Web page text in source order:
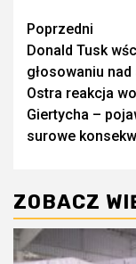
Zobacz
wpisy
Poprzedni
Donald Tusk
głosowaniu
Ostra reakcja
Giertycha –
surowe
ZOBACZ